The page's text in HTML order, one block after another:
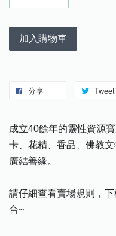
加入購物車
分享 Tweet
成立40餘年的靈性資源
卡、花精、香品、佛教
廣結善緣。
請仔細查看賣場規則，
合~